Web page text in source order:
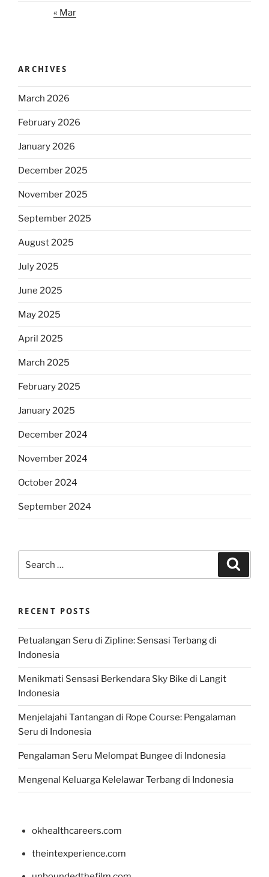
« Mar
ARCHIVES
March 2026
February 2026
January 2026
December 2025
November 2025
September 2025
August 2025
July 2025
June 2025
May 2025
April 2025
March 2025
February 2025
January 2025
December 2024
November 2024
October 2024
September 2024
for:
RECENT POSTS
Petualangan Seru di Zipline: Sensasi Terbang di
Indonesia
Menikmati Sensasi Berkendara Sky Bike di Langit
Indonesia
Menjelajahi Tantangan di Rope Course: Pengalaman
Seru di Indonesia
Pengalaman Seru Melompat Bungee di Indonesia
Mengenal Keluarga Kelelawar Terbang di Indonesia
okhealthcareers.com
theintexperience.com